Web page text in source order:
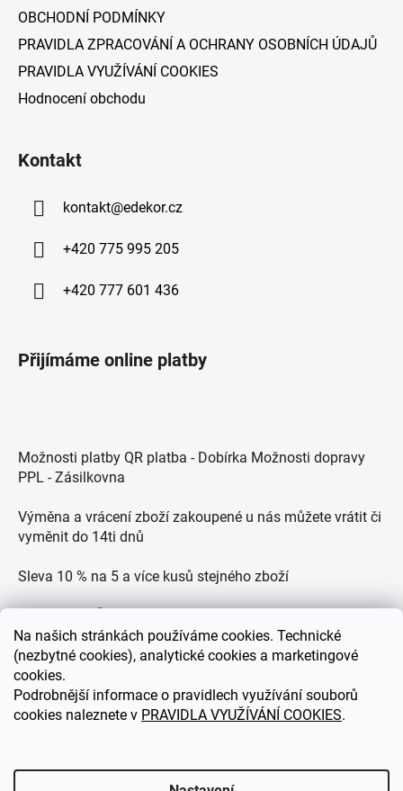
Na našich stránkách používáme cookies. Technické
(nezbytné cookies), analytické cookies a marketingové
cookies.
Podrobnější informace o pravidlech využívání souborů
cookies naleznete v PRAVIDLA VYUŽÍVÁNÍ COOKIES.
OBCHODNÍ PODMÍNKY
PRAVIDLA ZPRACOVÁNÍ A OCHRANY OSOBNÍCH ÚDAJŮ
PRAVIDLA VYUŽÍVÁNÍ COOKIES
Hodnocení obchodu
Kontakt
kontakt@edekor.cz
+420 775 995 205
+420 777 601 436
Přijímáme online platby
Možnosti platby QR platba - Dobírka Možnosti dopravy
PPL - Zásilkovna
Výměna a vrácení zboží zakoupené u nás můžete vrátit či
vyměnit do 14ti dnů
Sleva 10 % na 5 a více kusů stejného zboží
Zákaznická podpora každý všední den od 9.00 do 18.00
hodin
eDEKOR.cz